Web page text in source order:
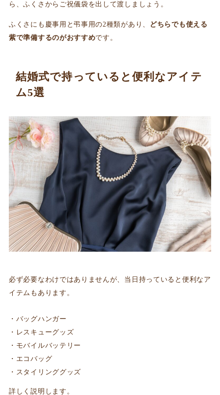
ら、ふくさからご祝儀袋を出して渡しましょう。
ふくさにも慶事用と弔事用の2種類があり、
どちらでも使える
紫で準備するのがおすすめです。
結婚式で持っていると便利なアイテ
ム5選
必ず必要なわけではありませんが、当日持っていると便利なア
イテムもあります。
バッグハンガー
レスキューグッズ
モバイルバッテリー
エコバッグ
スタイリンググッズ
詳しく説明します。